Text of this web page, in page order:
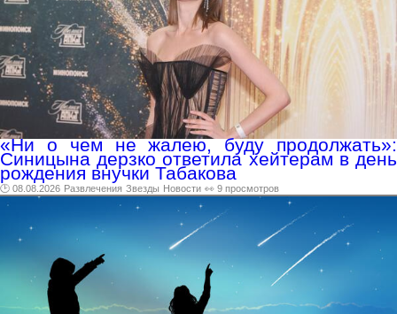
«Ни о чем не жалею, буду продолжать»:
Синицына дерзко ответила хейтерам в день
рождения внучки Табакова
🕑 08.08.2026 Развлечения Звезды Новости 👀 9 просмотров